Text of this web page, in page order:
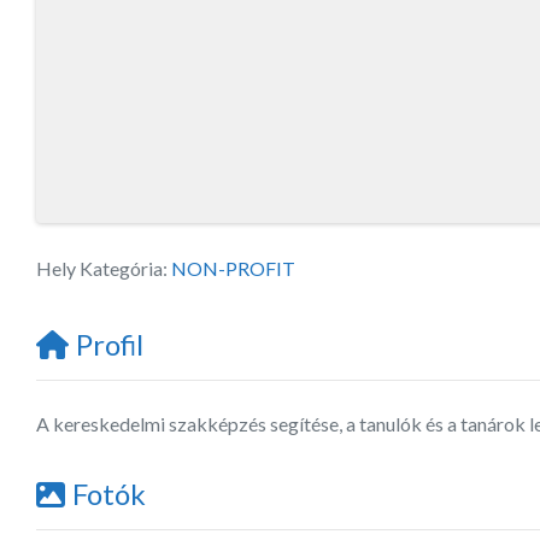
Hely Kategória: NON-PROFIT
Profil
A kereskedelmi szakképzés segítése, a tanulók és a tanárok
Fotók